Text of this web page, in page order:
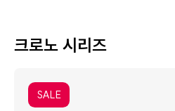
크로노 시리즈
SALE